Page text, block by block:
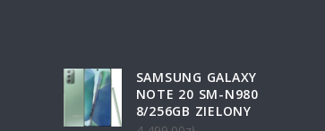
SAMSUNG GALAXY
NOTE 20 SM-N980
8/256GB ZIELONY